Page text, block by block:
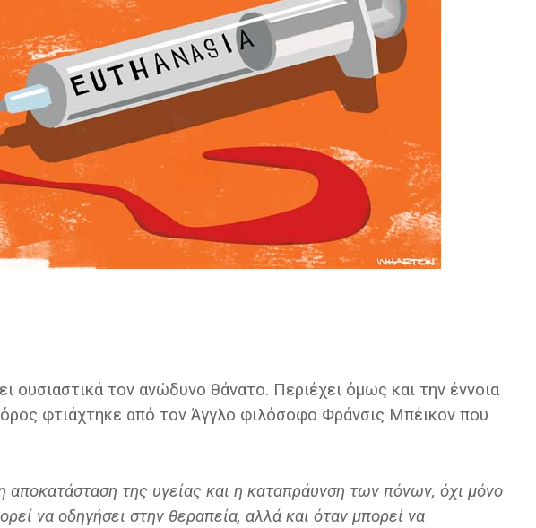
ουσιαστικά τον ανώδυνο θάνατο. Περιέχει όμως και την έννοια
φτιάχτηκε από τον Άγγλο φιλόσοφο Φράνσις Μπέικον που
αποκατάσταση της υγείας και η καταπράυνση των πόνων, όχι μόνο
να οδηγήσει στην θεραπεία, αλλά και όταν μπορεί να